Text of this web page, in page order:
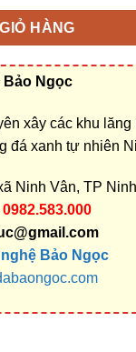
HÀNG
Ngọc
xây các khu lăng
đá xanh tự nhiên
Ninh Vân, TP
0982.583.000
Bảo Ngọc